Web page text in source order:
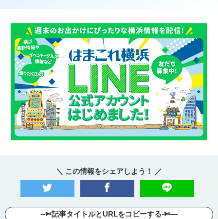
＼ この情報をシェアしよう！ ／
--✄記事タイトルとURLをコピーする-✄—